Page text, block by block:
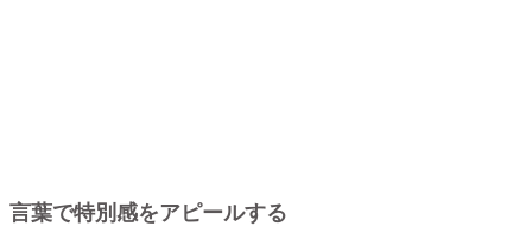
言葉で特別感をアピールする